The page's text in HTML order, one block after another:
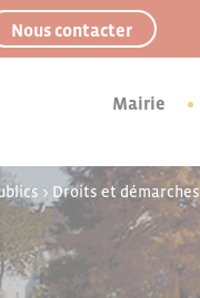
Nous contacter
Mairie
> Droits et démarches